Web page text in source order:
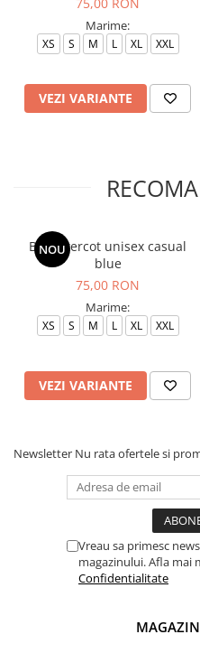
Marime:
XS S M L XL XXL
VEZI VARIANTE
NOU
Bluza tercot unisex casual
blue
75,00 RON
Marime:
XS S M L XL XXL
VEZI VARIANTE
Newsletter Nu rata ofertele si
Vreau sa primesc
magazinului. Afla mai
Confidentialitate